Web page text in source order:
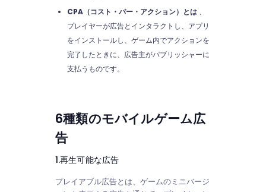
CPA（コスト・パー・アクション）とは 、
プレイヤーが広告とインタラクトし、アプリ
をインストールし、ゲーム内でアクションを
完了したときに、広告主がパブリッシャーに
支払うものです。
6種類のモバイルゲーム広
告
1.再生可能な広告
プレイアブル広告とは、ゲームのミニバージ